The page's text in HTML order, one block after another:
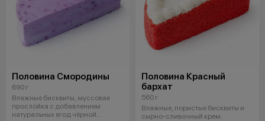
Половина Смородины
690 г
Влажные бисквиты, муссовая
прослойка с добавлением
натуральных ягод чёрной
Половина Красный
бархат
560 г
Влажные, пористые бисквиты и
сырно-сливочный крем.